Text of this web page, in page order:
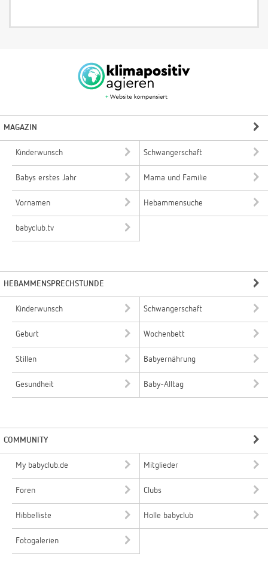
MAGAZIN
Kinderwunsch Schwangerschaft
Babys erstes Jahr Mama und Familie
Vornamen Hebammensuche
babyclub.tv
HEBAMMENSPRECHSTUNDE
Kinderwunsch Schwangerschaft
Geburt Wochenbett
Stillen Babyernährung
Gesundheit Baby-Alltag
COMMUNITY
My babyclub.de Mitglieder
Foren Clubs
Hibbelliste Holle babyclub
Fotogalerien